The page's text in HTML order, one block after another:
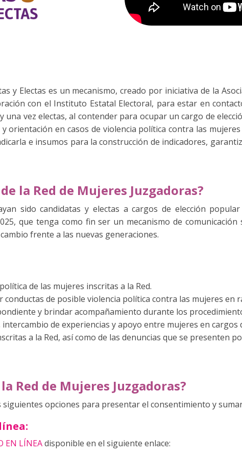
y Electas es un mecanismo, creado por iniciativa de la
con el Instituto Estatal Electoral, para estar en
una vez electas, al contender para ocupar un cargo de
orientación en casos de violencia política contra las mujeres
e insumos para la construcción de indicadores,
la Red de Mujeres Juzgadoras?
sido candidatas y electas a cargos de elección
que tenga como fin ser un mecanismo de comunicación
frente a las nuevas generaciones.
de las mujeres inscritas a la Red.
de posible violencia política contra las mujeres en
y brindar acompañamiento durante los
de experiencias y apoyo entre mujeres en cargos
a la Red, así como de las denuncias que se presenten
Red de Mujeres Juzgadoras?
opciones para presentar el consentimiento y
EN LÍNEAdisponible en el siguiente enlace: